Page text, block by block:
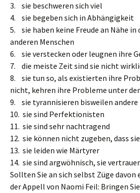
3. sie beschweren sich viel
4. sie begeben sich in Abhängigkeit
5. sie haben keine Freude an Nähe in
anderen Menschen
6. sie verstecken oder leugnen ihre
7. die meiste Zeit sind sie nicht
8. sie tun so, als existierten ihre
nicht, kehren ihre Probleme unter
9. sie tyrannisieren bisweilen andere
10. sie sind Perfektionisten
11. sie sind sehr nachtragend
12. sie können nicht zugeben, dass
13. sie leiden wie Märtyrer
14. sie sind argwöhnisch, sie
Sollten Sie an sich selbst Züge davon
der Appell von Naomi Feil: Bringen